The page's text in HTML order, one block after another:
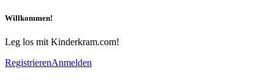
Willkommen!
Leg los mit Kinderkram.com!
RegistrierenAnmelden